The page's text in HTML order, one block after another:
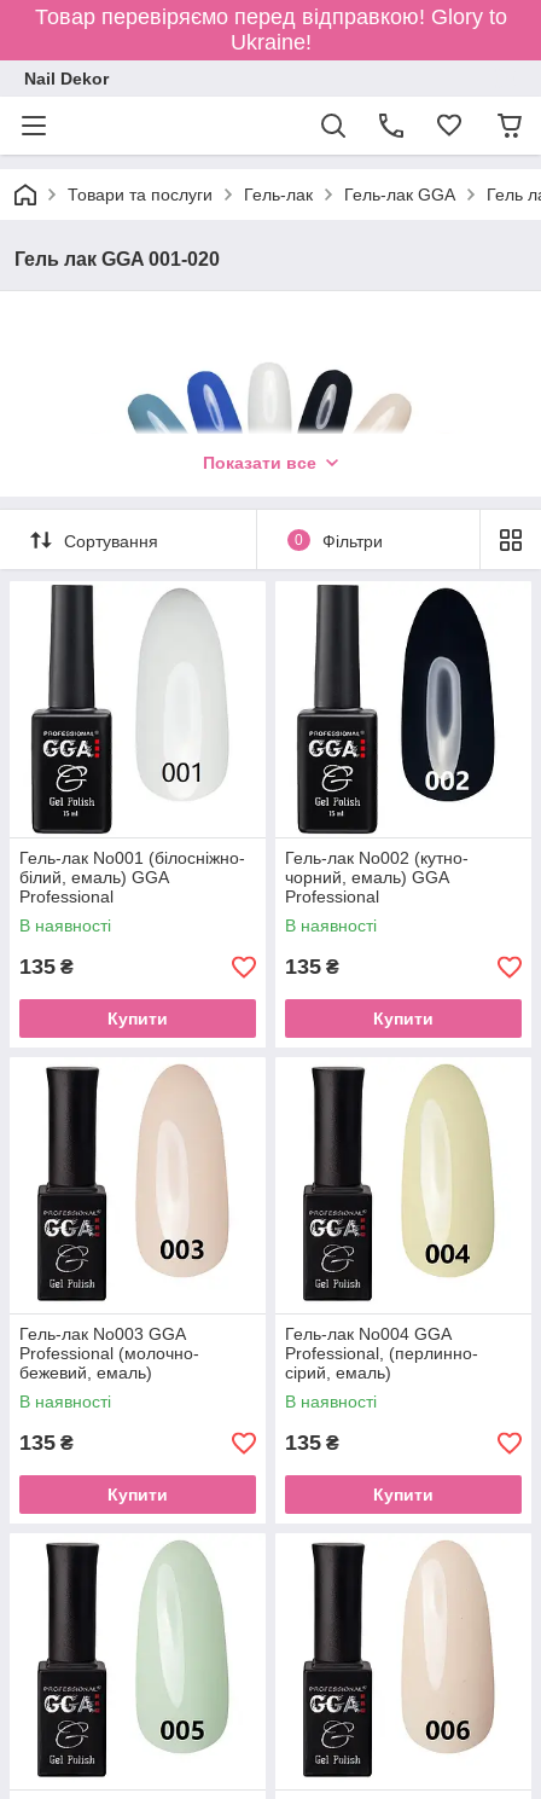
Товар перевіряємо перед відправкою! Glory to
Ukraine!
Nail Dekor
Товари та послуги Гель-лак Гель-лак GGA Гель
Гель лак GGA 001-020
Показати все
Сортування 0 Фільтри
Гель-лак No001 (білосніжно-
білий, емаль) GGA
Professional
В наявності
135 ₴
Купити
Гель-лак No002 (кутно-
чорний, емаль) GGA
Professional
В наявності
135 ₴
Купити
Гель-лак No003 GGA
Professional (молочно-
бежевий, емаль)
В наявності
135 ₴
Купити
Гель-лак No004 GGA
Professional, (перлинно-
сірий, емаль)
В наявності
135 ₴
Купити